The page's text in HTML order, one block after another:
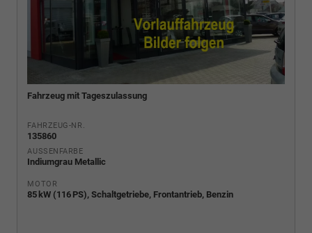
Fahrzeug mit Tageszulassung
FAHRZEUG-NR.
135860
AUSSENFARBE
Indiumgrau Metallic
MOTOR
85 kW (116 PS), Schaltgetriebe, Frontantrieb, Benzin